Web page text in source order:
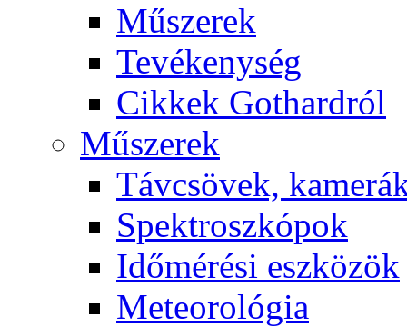
Mű­sze­rek
Te­vé­keny­ség
Cik­kek Got­hard­ról
Mű­sze­rek
Táv­csö­vek,
Spekt­rosz­kó­pok
Idő­mé­ré­si esz­kö­zök
Me­te­o­ro­ló­gia